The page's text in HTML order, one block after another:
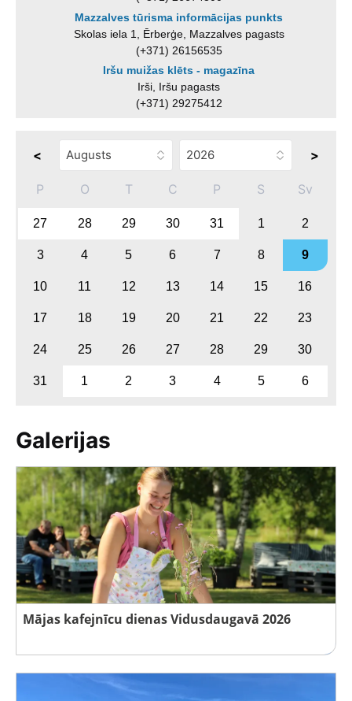
Mazzalves tūrisma informācijas punkts
Skolas iela 1, Ērberģe, Mazzalves pagasts
(+371) 26156535
Iršu muižas klēts - magazīna
Irši, Iršu pagasts
(+371) 29275412
< >
P O T C P S Sv
27 28 29 30 31 1 2
3 4 5 6 7 8 9
10 11 12 13 14 15 16
17 18 19 20 21 22 23
24 25 26 27 28 29 30
31 1 2 3 4 5 6
Galerijas
Mājas kafejnīcu dienas Vidusdaugavā 2026